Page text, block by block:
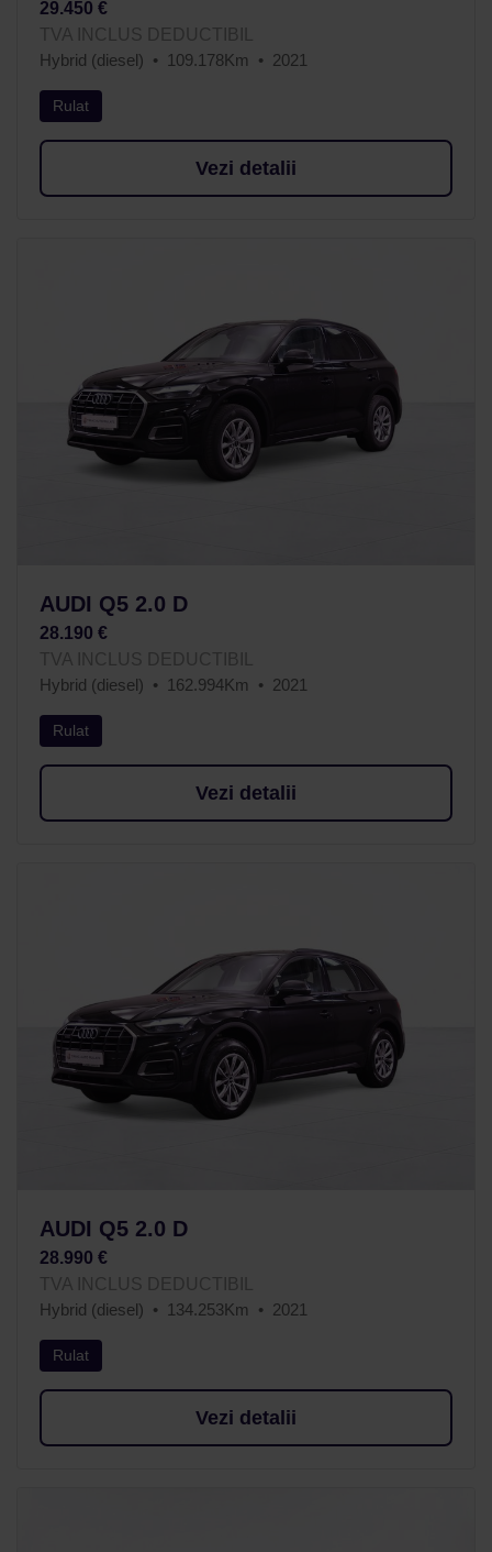
29.450 €
TVA INCLUS DEDUCTIBIL
Hybrid (diesel)
109.178Km 2021
Rulat
Vezi detalii
AUDI Q5 2.0 D
28.190 €
TVA INCLUS DEDUCTIBIL
Hybrid (diesel)
162.994Km 2021
Rulat
Vezi detalii
AUDI Q5 2.0 D
28.990 €
TVA INCLUS DEDUCTIBIL
Hybrid (diesel)
134.253Km 2021
Rulat
Vezi detalii